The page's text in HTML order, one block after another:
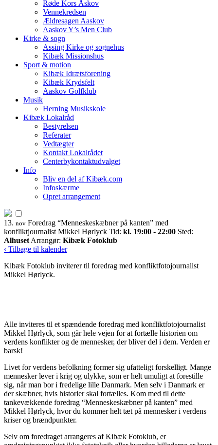
Røde Kors Åskov
Vennekredsen
Ældresagen Aaskov
Aaskov Y’s Men Club
Kirke & sogn
Assing Kirke og sognehus
Kibæk Missionshus
Sport & motion
Kibæk Idrætsforening
Kibæk Krydsfelt
Aaskov Golfklub
Musik
Herning Musikskole
Kibæk Lokalråd
Bestyrelsen
Referater
Vedtægter
Kontakt Lokalrådet
Centerbykontaktudvalget
Info
Bliv en del af Kibæk.com
Infoskærme
Opret arrangement
13. nov Foredrag “Menneskeskæbner på kanten” med
konfliktjournalist Mikkel Hørlyck Tid: kl. 19:00 - 22:00 Sted:
Alhuset Arrangør: Kibæk Fotoklub
‹ Tilbage til kalender
Kibæk Fotoklub inviterer til foredrag med konfliktfotojournalist
Mikkel Hørlyck.
Alle inviteres til et spændende foredrag med konfliktfotojournalist
Mikkel Hørlyck, som går hele vejen for at fortælle historien om
verdens konflikter og de mennesker, der bliver del i dem. Verden er
barsk!
Livet for verdens befolkning former sig ufatteligt forskelligt. Mange
mennesker lever i krig og ulykke, som er helt umuligt at forestille
sig, når man bor i fredelige lille Danmark. Men selv i Danmark er
der skæbner, hvis historier skal fortælles. Kom med til dette
tankevækkende foredrag “Menneskeskæbner på kanten” med
Mikkel Hørlyck, hvor du kommer helt tæt på mennesker i verdens
kriser og brændpunkter.
Selv om foredraget arrangeres af Kibæk Fotoklub, er